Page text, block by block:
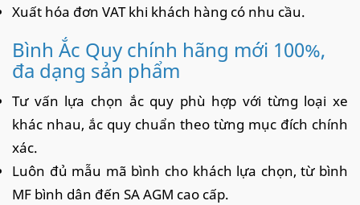
Xuất hóa đơn VAT khi khách hàng có nhu cầu.
Bình Ắc Quy chính hãng mới 100%,
đa dạng sản phẩm
Tư vấn lựa chọn ắc quy phù hợp với từng loại xe
khác nhau, ắc quy chuẩn theo từng mục đích chính
xác.
Luôn đủ mẫu mã bình cho khách lựa chọn, từ bình
MF bình dân đến SA AGM cao cấp.